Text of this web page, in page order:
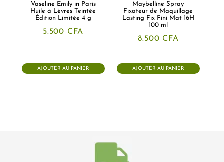
Vaseline Emily in Paris
Huile à Lèvres Teintée
Édition Limitée 4 g
5.500 CFA
AJOUTER AU PANIER
Maybelline Spray
Fixateur de Maquillage
Lasting Fix Fini Mat 16H
100 ml
8.500 CFA
AJOUTER AU PANIER